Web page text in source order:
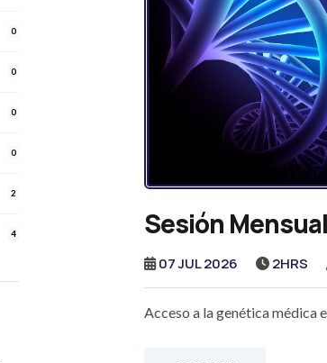
0
0
0
0
2
4 Sesión
07 JUL 2026 2HRS
Acceso a la genética médica